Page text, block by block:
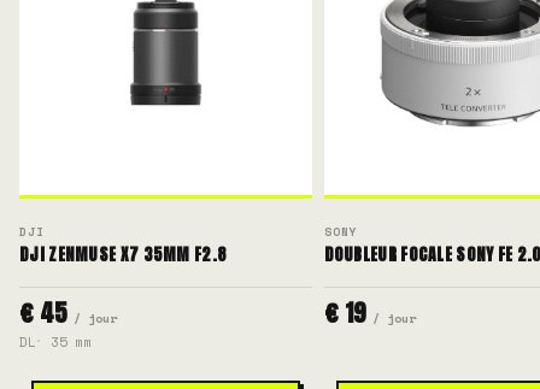
DJI
DJI ZENMUSE X7 35MM F2.8
€ 45 / jour
DL 35 mm
SONY
DOUBLEUR FOCALE SONY FE
€ 19 / jour